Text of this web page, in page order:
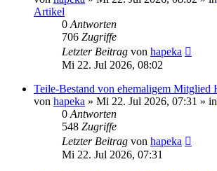
Artikel
0 Antworten
706 Zugriffe
Letzter Beitrag von hapeka
Mi 22. Jul 2026, 08:02
Teile-Bestand von ehemaligem Mitglied
von hapeka » Mi 22. Jul 2026, 07:31 » in
0 Antworten
548 Zugriffe
Letzter Beitrag von hapeka
Mi 22. Jul 2026, 07:31